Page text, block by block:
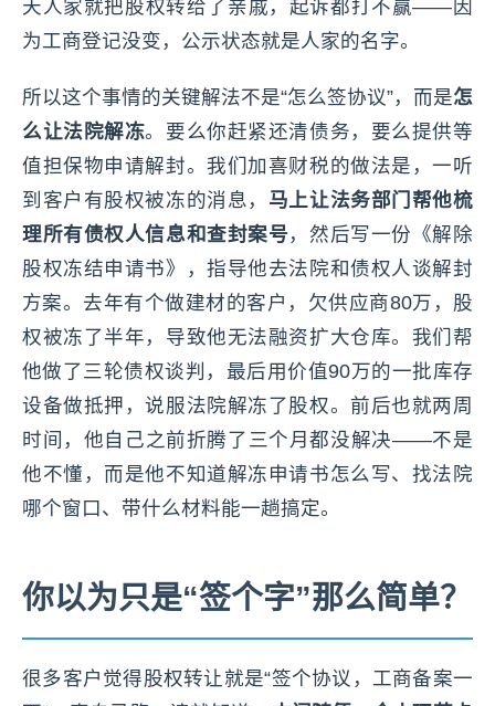
天人家就把股权转给了亲戚，起诉都打不赢——因
为工商登记没变，公示状态就是人家的名字。
所以这个事情的关键解法不是“怎么签协议”，而是怎
么让法院解冻。要么你赶紧还清债务，要么提供等
值担保物申请解封。我们加喜财税的做法是，一听
到客户有股权被冻的消息， 马上让法务部门帮他梳
理所有债权人信息和查封案号，然后写一份《解除
股权冻结申请书》，指导他去法院和债权人谈解封
方案。去年有个做建材的客户，欠供应商80万，股
权被冻了半年，导致他无法融资扩大仓库。我们帮
他做了三轮债权谈判，最后用价值90万的一批库存
设备做抵押，说服法院解冻了股权。前后也就两周
时间，他自己之前折腾了三个月都没解决——不是
他不懂，而是他不知道解冻申请书怎么写、找法院
哪个窗口、带什么材料能一趟搞定。
你以为只是“签个字”那么简单？
很多客户觉得股权转让就是“签个协议，工商备案一